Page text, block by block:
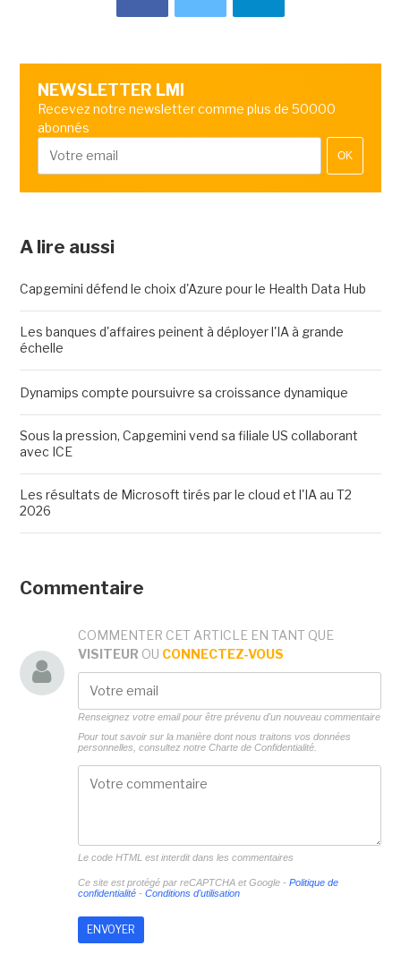
NEWSLETTER LMI
Recevez notre newsletter comme plus de 50000
abonnés
OK
A lire aussi
Capgemini défend le choix d'Azure pour le Health Data Hub
Les banques d'affaires peinent à déployer l'IA à grande
échelle
Dynamips compte poursuivre sa croissance dynamique
Sous la pression, Capgemini vend sa filiale US collaborant
avec ICE
Les résultats de Microsoft tirés par le cloud et l'IA au T2
2026
Commentaire
COMMENTER CET ARTICLE EN TANT QUE
VISITEUR OU CONNECTEZ-VOUS
Renseignez votre email pour être prévenu d'un nouveau commentaire
Pour tout savoir sur la manière dont nous traitons vos données
personnelles, consultez notre Charte de Confidentialité.
Le code HTML est interdit dans les commentaires
Ce site est protégé par reCAPTCHA et Google - Politique de
confidentialité- Conditions d'utilisation